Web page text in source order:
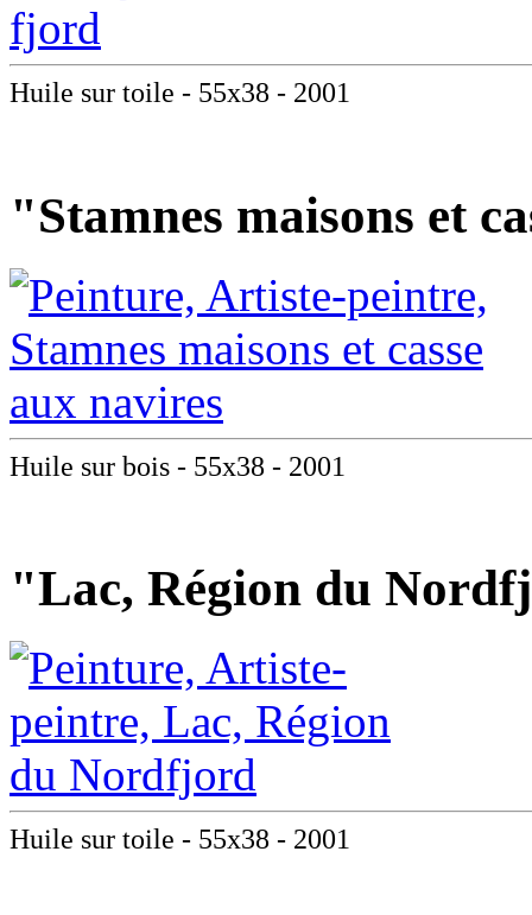
Huile sur toile - 55x38 - 2001
"Stamnes maisons et
Huile sur bois - 55x38 - 2001
"Lac, Région du
Huile sur toile - 55x38 - 2001